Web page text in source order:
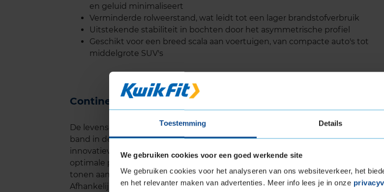
Toestemming Details
We gebruiken cookies voor een goed werkende site
We gebruiken cookies voor het analyseren van ons websiteverkeer, het
en het relevanter maken van advertenties. Meer info lees je in onze
en geluid minimaliseert
Verminderde rolweerstand, wat leidt tot een lager brandstofverbruik
Uitstekende stabiliteit in bochten door het asymmetrische profiel
Geschikt voor een breed scala aan voertuigen, van compacte auto's tot
middelgrote SUV's
Continental PremiumContact 5 levensduur
De levensduur van de Continental PremiumContact 5 is indrukwekkend voor
band in deze klasse. Dankzij de geavanceerde rubbersamenstelling en het
innovatieve profiel slijt de band gelijkmatig, waardoor je langer kunt genieten
optimale prestaties. Tests van onafhankelijke organisaties zoals de ANWB en
tonen aan dat deze band bovengemiddeld presteert als het gaat om
Afhankelijk van je rijstijl en de omstandigheden kan de band duizenden